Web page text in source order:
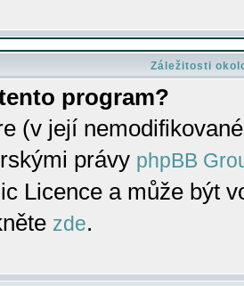
Záležitosti
program?
(v její
právy phpBB
Licence a může být
zde.